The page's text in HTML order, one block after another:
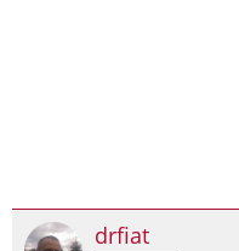
drfiat